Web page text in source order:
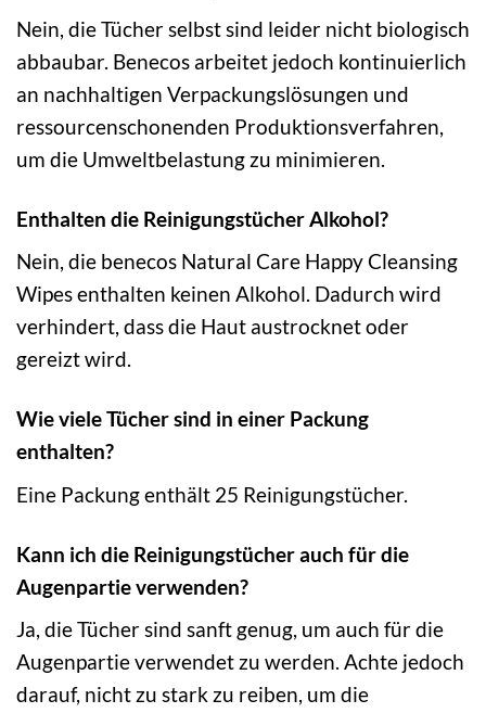
Nein, die Tücher selbst sind leider nicht biologisch
abbaubar. Benecos arbeitet jedoch kontinuierlich
an nachhaltigen Verpackungslösungen und
ressourcenschonenden Produktionsverfahren,
um die Umweltbelastung zu minimieren.
Enthalten die Reinigungstücher Alkohol?
Nein, die benecos Natural Care Happy Cleansing
Wipes enthalten keinen Alkohol. Dadurch wird
verhindert, dass die Haut austrocknet oder
gereizt wird.
Wie viele Tücher sind in einer Packung
enthalten?
Eine Packung enthält 25 Reinigungstücher.
Kann ich die Reinigungstücher auch für die
Augenpartie verwenden?
Ja, die Tücher sind sanft genug, um auch für die
Augenpartie verwendet zu werden. Achte jedoch
darauf, nicht zu stark zu reiben, um die